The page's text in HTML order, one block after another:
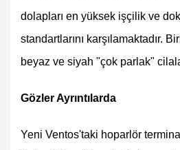
dolapları en yüksek işçilik ve
standartlarını karşılamaktadır.
beyaz ve siyah "çok parlak"
Gözler Ayrıntılarda
Yeni Ventos'taki hoparlör